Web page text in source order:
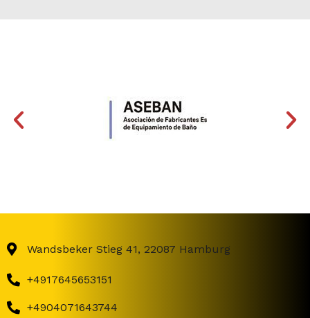
Wandsbeker Stieg 41, 22087 Hamburg
+4917645653151
+4904071643744